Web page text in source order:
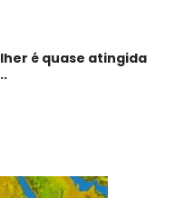
é quase atingida